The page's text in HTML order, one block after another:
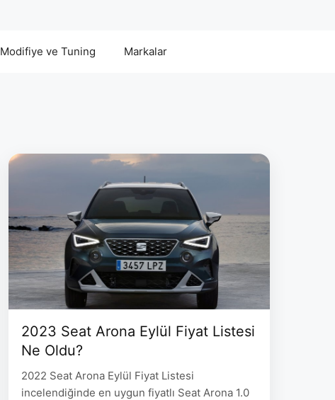
Modifiye ve Tuning Markalar
2023 Seat Arona Eylül Fiyat Listesi
Ne Oldu?
2022 Seat Arona Eylül Fiyat Listesi
incelendiğinde en uygun fiyatlı Seat Arona 1.0